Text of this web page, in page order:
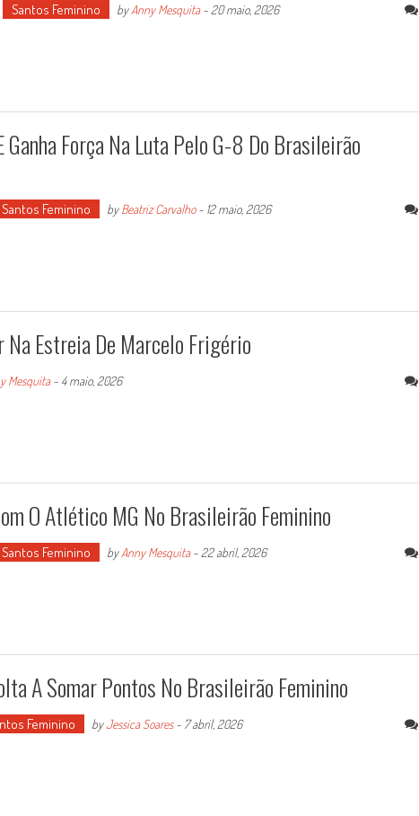
Santos Feminino byAnny Mesquita- 20 maio, 2026
Ganha Força Na Luta Pelo G-8 Do Brasileirão
Santos Feminino byBeatriz Carvalho- 12 maio, 2026
Estreia De Marcelo Frigério
Mesquita- 4 maio, 2026
O Atlético MG No Brasileirão Feminino
Santos Feminino byAnny Mesquita- 22 abril, 2026
A Somar Pontos No Brasileirão Feminino
Feminino byJessica Soares- 7 abril, 2026